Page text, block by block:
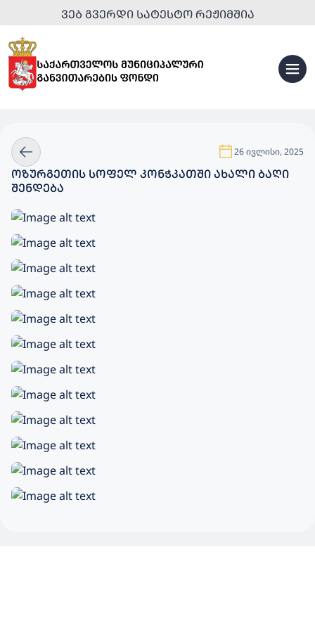
ᲕᲔᲑ ᲒᲕᲔᲠᲓᲘ ᲡᲐᲢᲔᲡᲢᲝ ᲠᲔᲟᲘᲛᲨᲘᲐ
26 ივლისი, 2025
ᲝᲖᲣᲠᲒᲔᲗᲘᲡ ᲡᲝᲤᲔᲚ ᲙᲝᲜᲭᲙᲐᲗᲨᲘ ᲐᲮᲐᲚᲘ ᲑᲐᲦᲘ
ᲨᲔᲜᲓᲔᲑᲐ